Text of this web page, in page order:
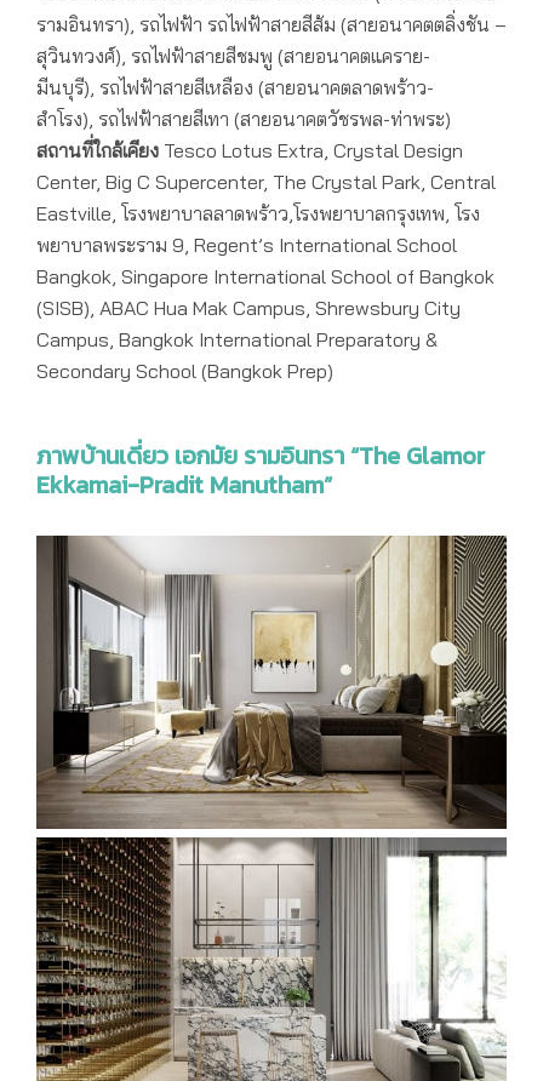
รามอินทรา), รถไฟฟ้า รถไฟฟ้าสายสีส้ม (สายอนาคตตลิ่งชัน –
สุวินทวงศ์), รถไฟฟ้าสายสีชมพู (สายอนาคตแคราย-
มีนบุรี), รถไฟฟ้าสายสีเหลือง (สายอนาคตลาดพร้าว-
สำโรง), รถไฟฟ้าสายสีเทา (สายอนาคตวัชรพล-ท่าพระ)
สถานที่ใกล้เคียง Tesco Lotus Extra, Crystal Design
Center, Big C Supercenter, The Crystal Park, Central
Eastville, โรงพยาบาลลาดพร้าว โรงพยาบาลกรุงเทพ โรง
พยาบาลพระราม 9, Regent’s International School
Bangkok, Singapore International School of Bangkok
(SISB), ABAC Hua Mak Campus, Shrewsbury City
Campus, Bangkok International Preparatory &
Secondary School (Bangkok Prep)
ภาพบ้านเดี่ยว เอกมัย รามอินทรา “The Glamor
Ekkamai-Pradit Manutham”